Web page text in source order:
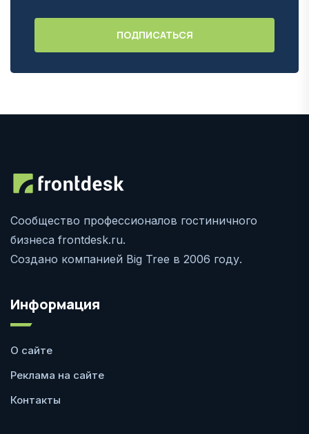
Сообщество профессионалов гостиничного
бизнеса frontdesk.ru.
Создано компанией Big Tree в 2006 году.
Информация
О сайте
Реклама на сайте
Контакты